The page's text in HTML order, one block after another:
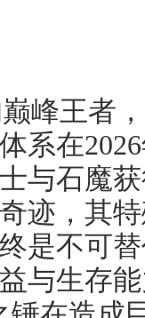
峰王者
系在
与石魔
迹，其
是不可
与生存